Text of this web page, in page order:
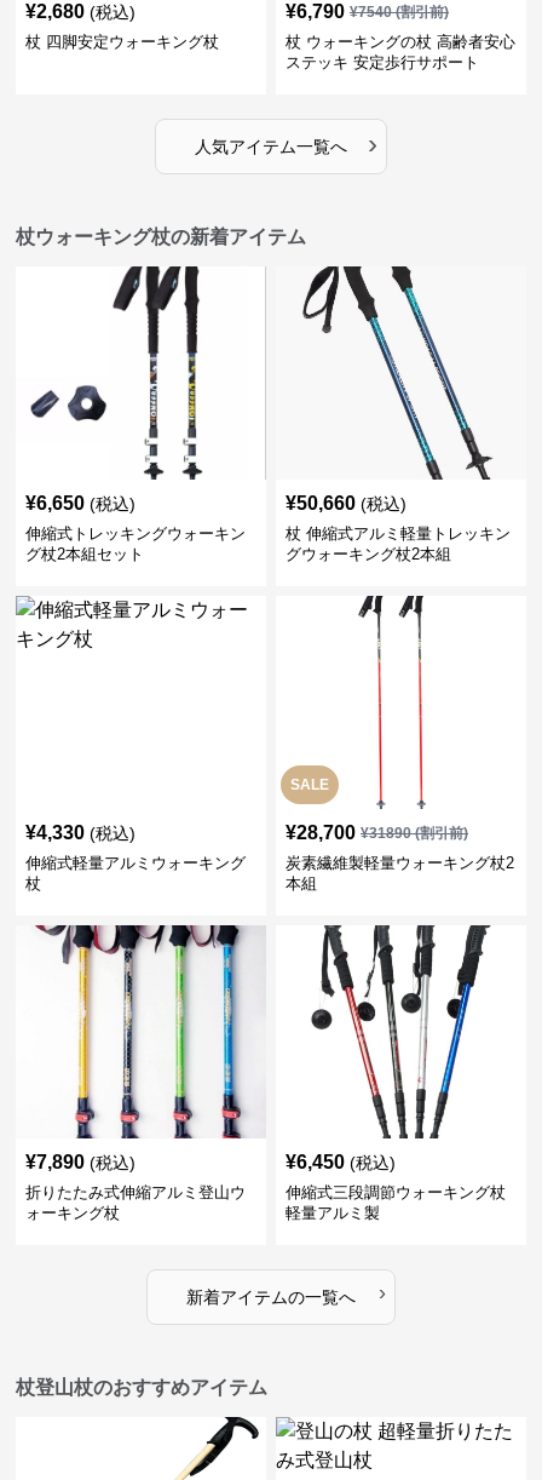
¥2,680 (税込)
杖 四脚安定ウォーキング杖
¥6,790 ¥7540(割引前)
杖 ウォーキングの杖 高齢者安心
ステッキ 安定歩行サポート
人気アイテム一覧へ ›
杖ウォーキング杖の新着アイテム
¥6,650 (税込)
伸縮式トレッキングウォーキン
グ杖2本組セット
¥50,660 (税込)
杖 伸縮式アルミ軽量トレッキン
グウォーキング杖2本組
¥4,330 (税込)
伸縮式軽量アルミウォーキング
杖
SALE
¥28,700 ¥31890(割引前)
炭素繊維製軽量ウォーキング杖2
本組
¥7,890 (税込)
折りたたみ式伸縮アルミ登山ウ
ォーキング杖
¥6,450 (税込)
伸縮式三段調節ウォーキング杖
軽量アルミ製
新着アイテムの一覧へ ›
杖登山杖のおすすめアイテム